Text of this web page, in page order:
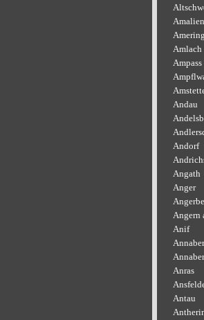
Amering
Amlach
Ampass
Andau
Andorf
Angath
Anger
Angern
Anif
Anras
Antau